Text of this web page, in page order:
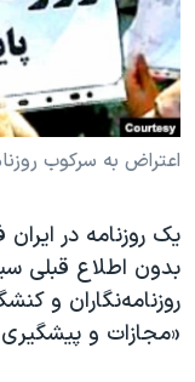
فرهنگ و زندگی
حقوق شهروندی
اقتصادی
علم و فناوری
گالری عکس
آرشیو پخش زنده
مستندها
انتخابات ریاست جمهوری
حمله جمهوری
رمز مهسا
اعتراضات زن،
مجموعه مستندهای
تریبونال مردمی آبان ۹۸
دنبال کنید
اعتراض به سرکوب
یک روزنامه در
بدون اطلاع قبلی
روزنامه‌نگاران و
«مجازات و